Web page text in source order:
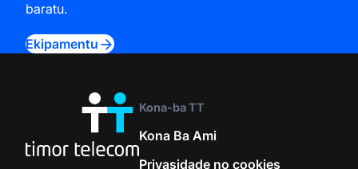
baratu.
Ekipamentu
Kona-ba TT
Kona Ba Ami
Privasidade no cookies